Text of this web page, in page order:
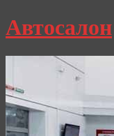
Автосалон